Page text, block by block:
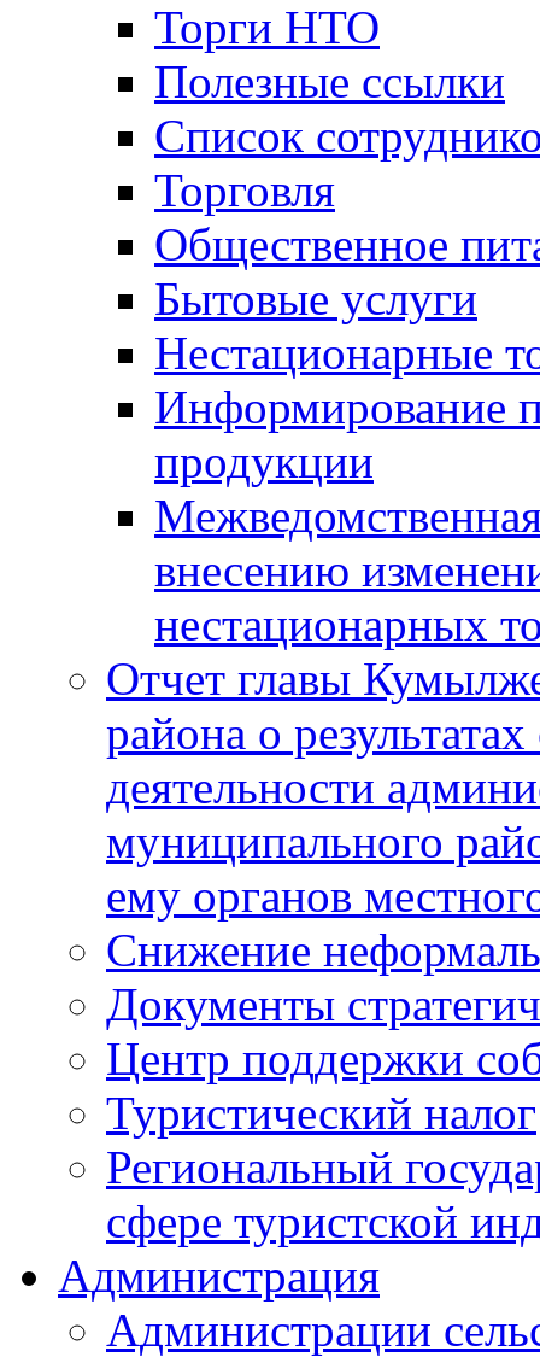
Торги НТО
Полезные ссылки
Список
Торговля
Общественное
Бытовые услуги
Нестационарные
Информирование
продукции
внесению
нестационарных
Отчет главы
района о
деятельности
муниципального
ему органов
Снижение
Документы
Центр поддержки
Туристический налог
Региональный
сфере туристской
Администрация
Администрации